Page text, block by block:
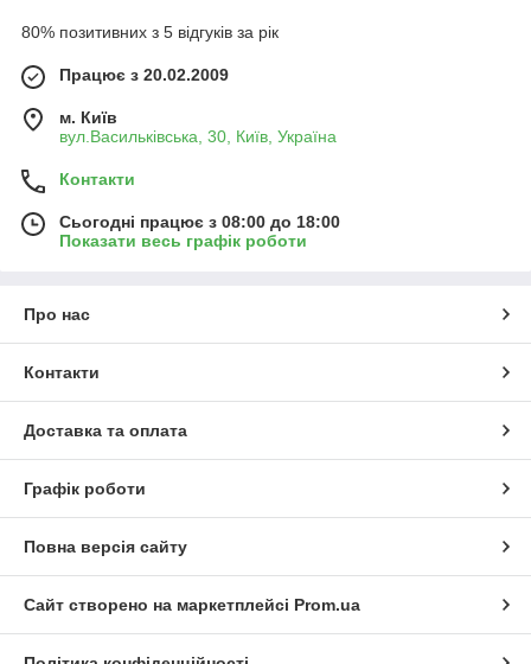
80% позитивних з 5 відгуків за рік
Працює з 20.02.2009
м. Київ
вул.Васильківська, 30, Київ, Україна
Контакти
Сьогодні працює з 08:00 до 18:00
Показати весь графік роботи
Про нас
Контакти
Доставка та оплата
Графік роботи
Повна версія сайту
Сайт створено на маркетплейсі Prom.ua